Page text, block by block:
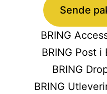
Sende
BRING
BRING Post i
BRING
BRING